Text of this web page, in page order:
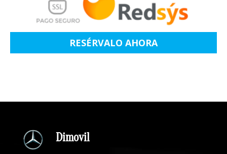
RESÉRVALO AHORA
Dimovil